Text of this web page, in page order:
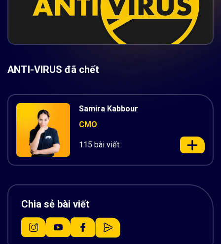
ANTI-VIRUS đã chết
Samira Kabbour
CMO
115 bài viết
Chia sẻ bài viết